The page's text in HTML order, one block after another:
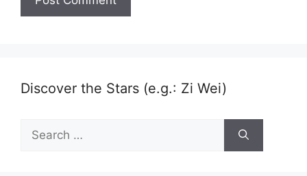
Discover the Stars (e.g.: Zi Wei)
Search
for: